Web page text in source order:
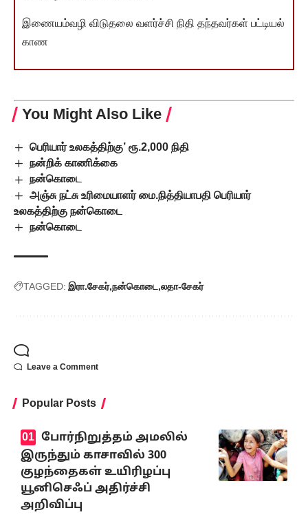
இணையம்வழி விடுதலை வளர்ச்சி நிதி தந்தவர்கள் பட்டியல்
காண
You Might Also Like
பெரியார் உலகத்திற்கு’ ரூ.2,000 நிதி
நன்றிக் காணிக்கை
நன்கொடை
அஞ்சு நட்சு உரிமையாளர் மை.நித்தியாபதி பெரியார்
உலகத்திற்கு நன்கொடை
நன்கொடை
TAGGED: இரா.சேகர் நன்கொடை லதா-சேகர்
Leave a Comment
Popular Posts
போர்நிறுத்தம் அமலில்
இருந்தும் காசாவில் 300
குழந்தைகள் உயிரிழப்பு
யூனிசெஃப் அதிர்ச்சி
அறிவிப்பு